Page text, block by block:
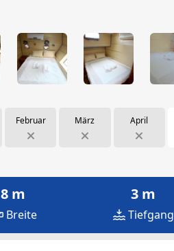
Februar März April
8 m
Breite
3 m
Tiefgang